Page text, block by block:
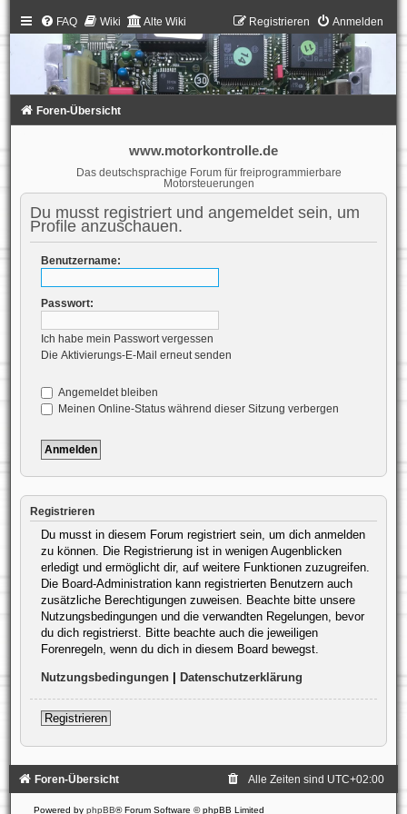
FAQ Wiki Alte Wiki Anmelden
Registrieren
Foren-Übersicht
www.motorkontrolle.de
Das deutschsprachige Forum für freiprogrammierbare
Motorsteuerungen
Du musst registriert und angemeldet sein, um
Profile anzuschauen.
Benutzername:
Passwort:
Ich habe mein Passwort vergessen
Die Aktivierungs-E-Mail erneut senden
Angemeldet bleiben
Meinen Online-Status während dieser Sitzung verbergen
Registrieren
Du musst in diesem Forum registriert sein, um dich anmelden
zu können. Die Registrierung ist in wenigen Augenblicken
erledigt und ermöglicht dir, auf weitere Funktionen zuzugreifen.
Die Board-Administration kann registrierten Benutzern auch
zusätzliche Berechtigungen zuweisen. Beachte bitte unsere
Nutzungsbedingungen und die verwandten Regelungen, bevor
du dich registrierst. Bitte beachte auch die jeweiligen
Forenregeln, wenn du dich in diesem Board bewegst.
Nutzungsbedingungen| Datenschutzerklärung
Registrieren
Foren-Übersicht Alle Zeiten sind UTC+02:00
Powered by phpBB® Forum Software © phpBB Limited